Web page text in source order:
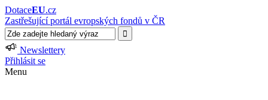
DotaceEU.cz
Zastřešující portál evropských fondů v ČR
Newslettery
Přihlásit se
Menu